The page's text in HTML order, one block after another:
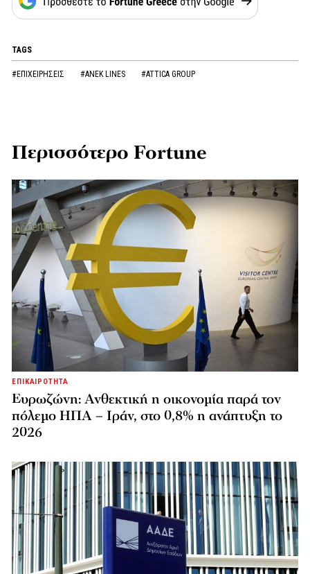
TAGS
#ΕΠΙΧΕΙΡΗΣΕΙΣ #ANEK LINES #ATTICA GROUP
Περισσότερο Fortune
ΕΠΙΚΑΙΡΟΤΗΤΑ
Ευρωζώνη: Ανθεκτική η οικονομία παρά τον
πόλεμο ΗΠΑ – Ιράν, στο 0,8% η ανάπτυξη το
2026